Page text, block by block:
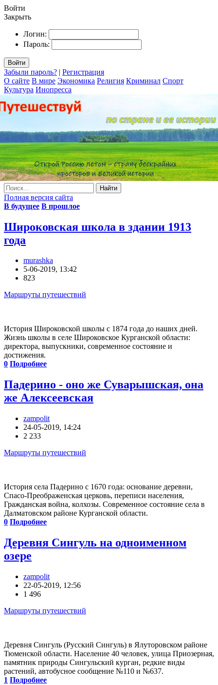
Войти
Закрыть
Логин:
Пароль:
Войти
Забыли пароль? | Регистрация
О сайте В мире Экономика Религия Криминал Спорт
Культура Инопресса
Найти
Полная версия сайта
В будущее В прошлое
Широковская школа в здании 1913
года
murashka
5-06-2019, 13:42
823
Маршруты путешествий
История Широковской школы с 1874 года до наших дней.
Жизнь школы в селе Широковское Курганской области:
директора, выпускники, современное состояние и
достижения.
0 Подробнее
Падерино - оно же Суварышская, она
же Алексеевская
zampolit
24-05-2019, 14:24
2 233
Маршруты путешествий
История села Падерино с 1670 года: основание деревни,
Спасо-Преображенская церковь, переписи населения,
Гражданская война, колхозы. Современное состояние села в
Далматовском районе Курганской области.
0 Подробнее
Деревня Сингуль на одноименном
озере
zampolit
22-05-2019, 12:56
1 496
Маршруты путешествий
Деревня Сингуль (Русский Сингуль) в Ялуторовском районе
Тюменской области. Население 40 человек, улица Приозерная,
памятник природы Сингульский курган, редкие виды
растений, автобусное сообщение №110 и №637.
1 Подробнее